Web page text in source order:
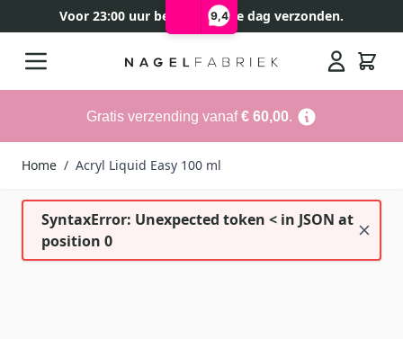
9,4
Voor 23:00 uur besteld, zelfde dag verzonden.
Gratis verzending vanaf€ 60,00.
Home / Acryl Liquid Easy 100 ml
SyntaxError: Unexpected token < in JSON at
position 0